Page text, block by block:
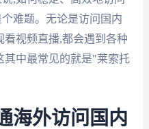
难题。无论是访问国内
看视频直播,都会遇到各种
其中最常见的就是"莱索托
海外访问国内